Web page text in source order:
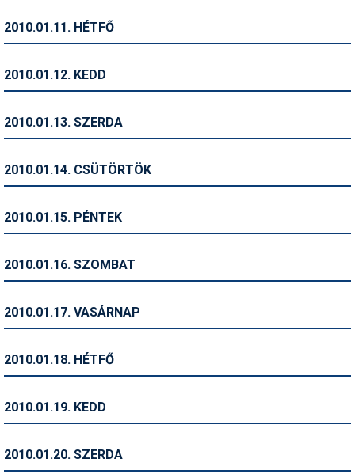
Síbérletárak
Sífelszerelés
Símánia
Síszerviz
Snowboard
2010.01.11. HÉTFŐ
2010.01.12. KEDD
2010.01.13. SZERDA
2010.01.14. CSÜTÖRTÖK
2010.01.15. PÉNTEK
2010.01.16. SZOMBAT
2010.01.17. VASÁRNAP
2010.01.18. HÉTFŐ
2010.01.19. KEDD
2010.01.20. SZERDA